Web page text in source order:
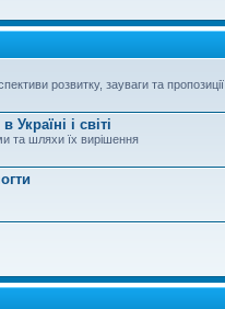
розвитку, зауваги та пропозиції
Україні і світі
та шляхи їх вирішення